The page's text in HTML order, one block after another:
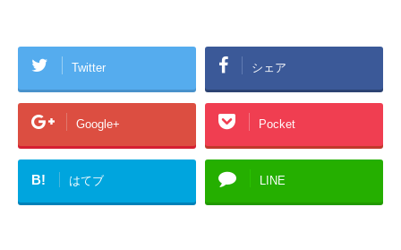
Twitter シェア
Google+ Pocket
B! はてブ LINE